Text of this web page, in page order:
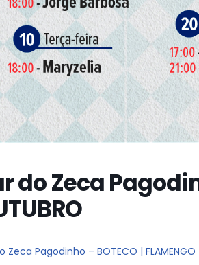
do Zeca
Zeca Pagodinho – BOTECO | FLAMENGO